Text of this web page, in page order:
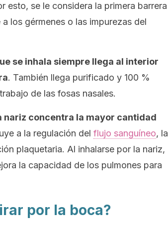
esto, se le considera la primera barrera
los gérmenes o las impurezas del
se inhala siempre llega al interior
. También llega purificado y 100 %
de las fosas nasales.
nariz concentra la mayor cantidad
a la regulación del flujo sanguíneo, la
plaquetaria. Al inhalarse por la nariz,
la capacidad de los pulmones para
por la boca?